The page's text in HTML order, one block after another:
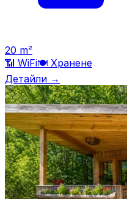
20 m²
📶 WiFi🍽️ Хранене
Детайли →